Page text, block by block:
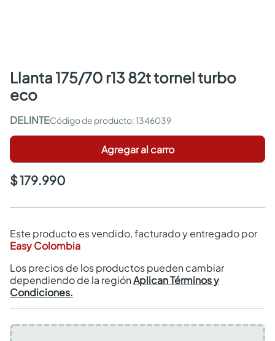
llanta 175/70 r13 82t tornel turbo
eco
DELINTE :1346039
Agregar al carro
$ 179.990
Este producto es vendido, facturado y entregado por
Easy Colombia
Los precios de los productos pueden cambiar
dependiendo de la regiónAplican Términos y
Condiciones.